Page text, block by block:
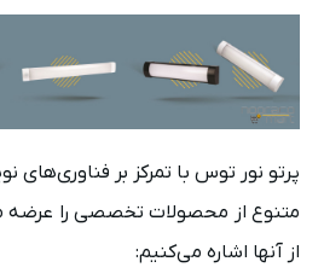
پرتو نور توس با تمرکز بر
متنوع از محصولات تخصصی را عرضه
از آنها اشاره می‌کنیم: